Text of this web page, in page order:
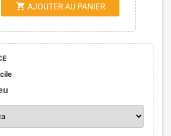
shopping_cart AJOUTER AU PANIER